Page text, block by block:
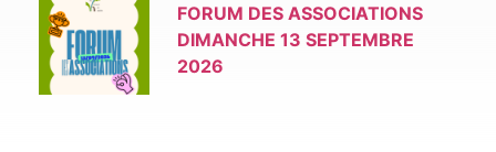
FORUM DES ASSOCIATIONS
DIMANCHE 13 SEPTEMBRE
2026